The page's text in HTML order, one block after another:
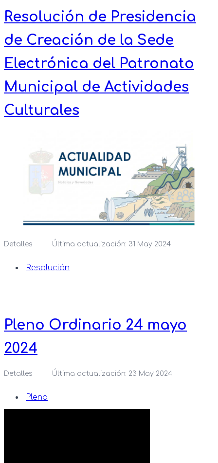
Resolución de Presidencia
de Creación de la Sede
Electrónica del Patronato
Municipal de Actividades
Culturales
Detalles Última actualización: 31 May 2024
Resolución
Pleno Ordinario 24 mayo
2024
Detalles Última actualización: 23 May 2024
Pleno